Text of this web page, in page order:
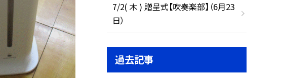
7/2( 木 ) 贈呈式【吹奏楽部】（6月23
日）
過去記事